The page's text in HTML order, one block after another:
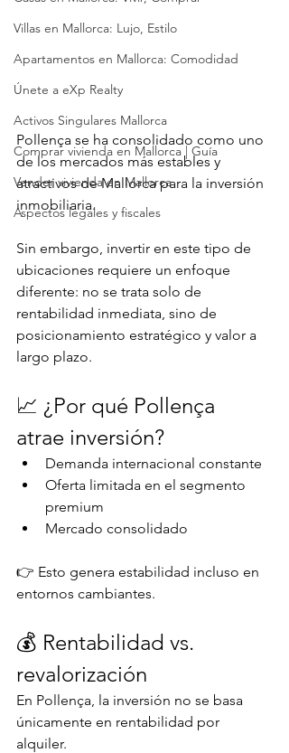
Villas en Mallorca: Lujo, Estilo
Apartamentos en Mallorca: Comodidad
Únete a eXp Realty
Activos Singulares Mallorca
Comprar vivienda en Mallorca | Guía
Vender vivienda en Mallorca
Aspectos legales y fiscales
Pollença se ha consolidado como uno
de los mercados más estables y
atractivos de Mallorca para la inversión
inmobiliaria.
Sin embargo, invertir en este tipo de
ubicaciones requiere un enfoque
diferente: no se trata solo de
rentabilidad inmediata, sino de
posicionamiento estratégico y valor a
largo plazo.
📈 ¿Por qué Pollença
atrae inversión?
Demanda internacional constante
Oferta limitada en el segmento
premium
Mercado consolidado
👉 Esto genera estabilidad incluso en
entornos cambiantes.
💰 Rentabilidad vs.
revalorización
En Pollença, la inversión no se basa
únicamente en rentabilidad por
alquiler.